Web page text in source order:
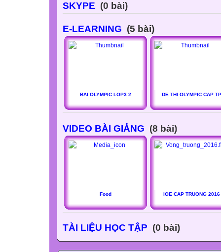
SKYPE (0 bài)
E-LEARNING (5 bài)
BAI OLYMPIC LOP3 2 DE THI OLYMPIC CAP TP
VIDEO BÀI GIẢNG (8 bài)
Food IOE CAP TRUONG 2016
TÀI LIỆU HỌC TẬP (0 bài)